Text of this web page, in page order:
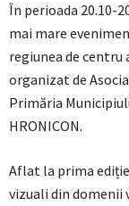
În perioada 20.10-
mai mare
regiunea de centru
organizat de
Primăria
HRONICON.
Aflat la prima
vizuali din domenii